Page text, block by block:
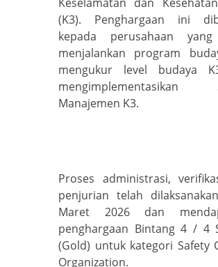
(K3). Penghargaan ini
kepada perusahaan
menjalankan program
mengukur level budaya
mengimplementasikan
Manajemen K3.
Proses administrasi,
penjurian telah
Maret 2026 dan
penghargaan Bintang 4 / 4
(Gold) untuk kategori Safety
Organization.